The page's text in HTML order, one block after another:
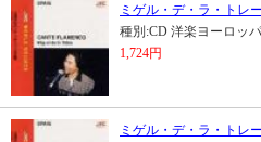
ミゲル・デ・ラ・トレ
種別:CD 洋楽ヨーロッ
1,724円
ミゲル・デ・ラ・トレ